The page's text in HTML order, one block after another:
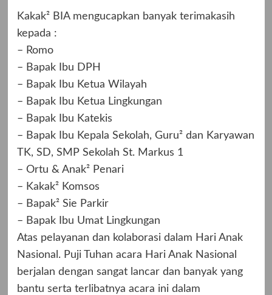
Kakak² BIA mengucapkan banyak terimakasih
kepada :
– Romo
– Bapak Ibu DPH
– Bapak Ibu Ketua Wilayah
– Bapak Ibu Ketua Lingkungan
– Bapak Ibu Katekis
– Bapak Ibu Kepala Sekolah, Guru² dan Karyawan
TK, SD, SMP Sekolah St. Markus 1
– Ortu & Anak² Penari
– Kakak² Komsos
– Bapak² Sie Parkir
– Bapak Ibu Umat Lingkungan
Atas pelayanan dan kolaborasi dalam Hari Anak
Nasional. Puji Tuhan acara Hari Anak Nasional
berjalan dengan sangat lancar dan banyak yang
bantu serta terlibatnya acara ini dalam